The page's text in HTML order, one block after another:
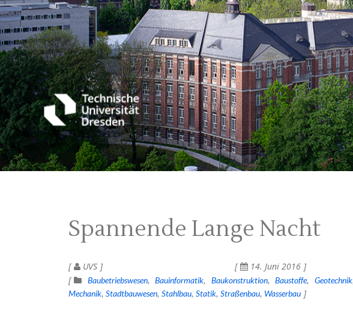
Spannende Lange Nacht
UVS 14. Juni 2016
Baubetriebswesen
Bauinformatik Baukonstruktion Baustoffe Geotechnik
Mechanik Stadtbauwesen Stahlbau Statik Straßenbau Wasserbau